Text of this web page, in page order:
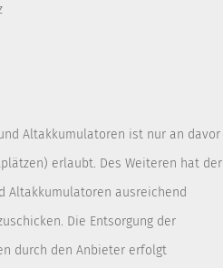
Altakkumulatoren ist nur an davor
erlaubt. Des Weiteren hat der
Altakkumulatoren ausreichend
Die Entsorgung der
durch den Anbieter erfolgt